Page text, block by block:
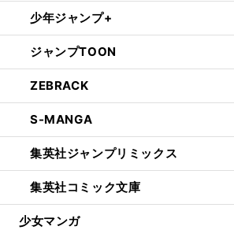
少年ジャンプ+
ジャンプTOON
ZEBRACK
S-MANGA
集英社ジャンプリミックス
集英社コミック文庫
少女マンガ